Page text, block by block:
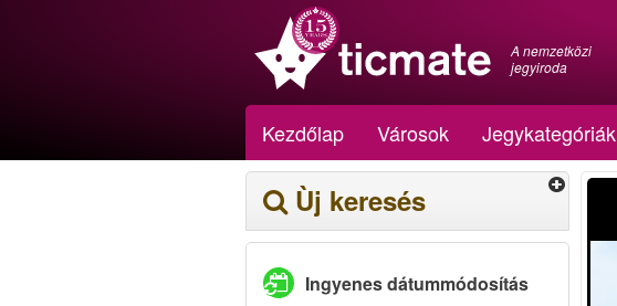
A nemzetközi
jegyiroda
Kezdőlap Városok Jegykategóriák
Ùj keresés
Ingyenes dátummódosítás